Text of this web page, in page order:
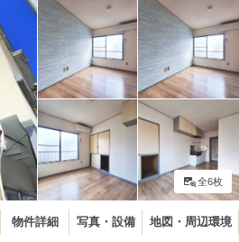
全6枚
物件詳細 写真・設備 地図・周辺環境